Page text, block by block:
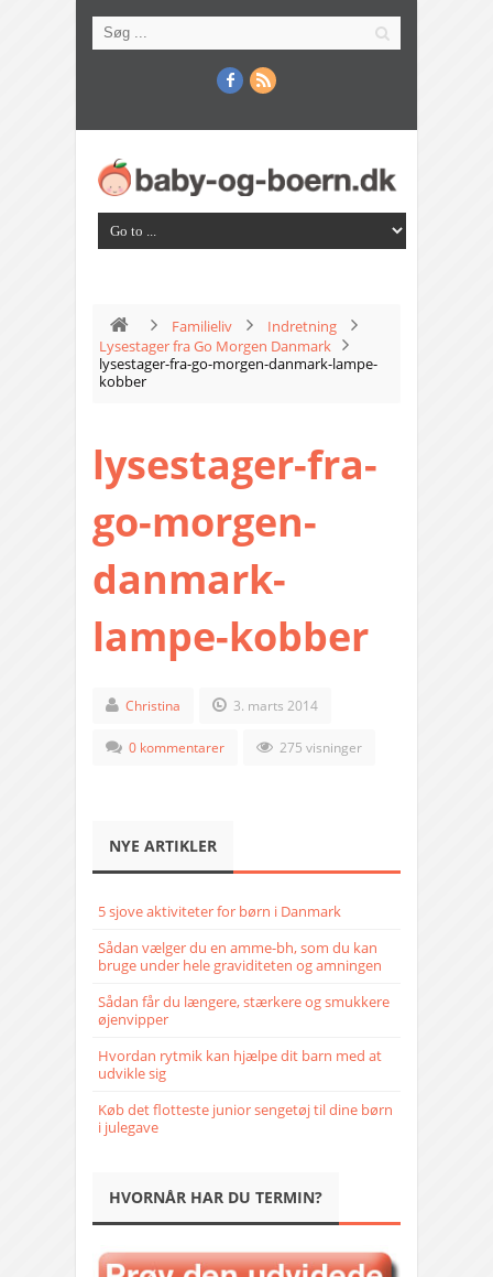
Familieliv
Indretning
Lysestager fra Go Morgen Danmark
lysestager-fra-go-morgen-danmark-lampe-
kobber
lysestager-fra-
go-morgen-
danmark-
lampe-kobber
Christina 3. marts 2014
0 kommentarer 275 visninger
NYE ARTIKLER
5 sjove aktiviteter for børn i Danmark
Sådan vælger du en amme-bh, som du kan
bruge under hele graviditeten og amningen
Sådan får du længere, stærkere og smukkere
øjenvipper
Hvordan rytmik kan hjælpe dit barn med at
udvikle sig
Køb det flotteste junior sengetøj til dine børn
i julegave
HVORNÅR HAR DU TERMIN?